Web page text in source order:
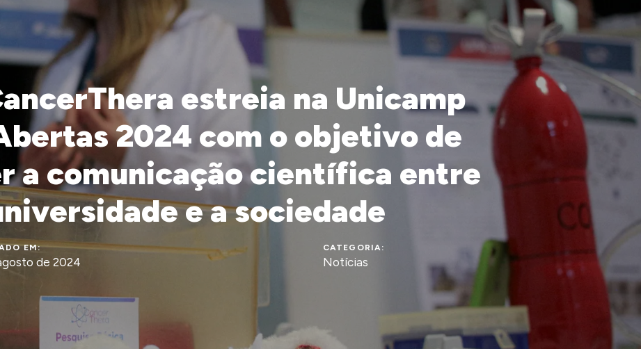
estreia na Unicamp
2024 com o objetivo de
a comunicação científica entre
e a sociedade
EM:
de 2024
CATEGORIA:
Notícias